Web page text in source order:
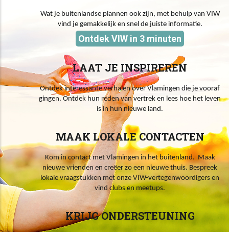
Wat je buitenlandse plannen ook zijn, met behulp van VIW
vind je gemakkelijk en snel de juiste informatie.
Ontdek VIW in 3 minuten
LAAT JE INSPIREREN
Ontdek interessante verhalen over Vlamingen die je vooraf
gingen. Ontdek hun reden van vertrek en lees hoe het leven
is in hun nieuwe land.
MAAK LOKALE CONTACTEN
Kom in contact met Vlamingen in het buitenland. Maak
nieuwe vrienden en creëer zo een nieuwe thuis. Bespreek
lokale vraagstukken met onze VIW-vertegenwoordigers en
vind clubs en meetups.
KRIJG ONDERSTEUNING